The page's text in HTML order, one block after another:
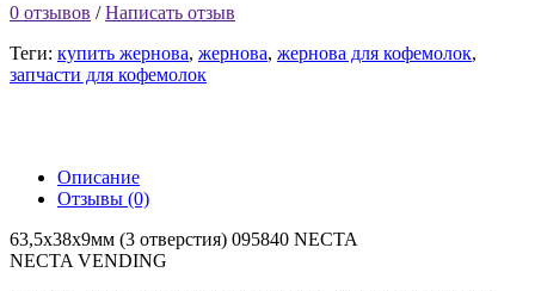
0 отзывов /Написать отзыв
Теги: купить жернова, жернова, жернова для кофемолок,
запчасти для кофемолок
Описание
Отзывы (0)
63,5х38х9мм (3 отверстия) 095840 NECTA
NECTA VENDING